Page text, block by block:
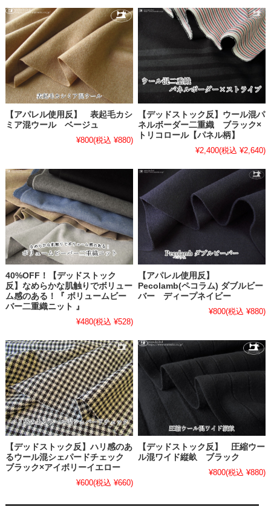
【アパレル使用反】 表起毛カシ
ミア混ウール ベージュ
¥800(税込 ¥880)
【デッドストック反】ウール混パ
ネルボーダー二重織 ブラック×
トリコロール【パネル柄】
¥2,400(税込 ¥2,640)
40%OFF！【デッドストック
反】なめらかな肌触りでボリュー
ム感のある！『 ボリュームビー
バー二重織ニット 』
¥480(税込 ¥528)
【アパレル使用反】
Pecolamb(ペコラム) ダブルビー
バー ディープネイビー
¥800(税込 ¥880)
【デッドストック反】ハリ感のあ
るウール混シェパードチェック
ブラック×アイボリーイエロー
¥600(税込 ¥660)
【デッドストック反】 圧縮ウー
ル混ワイド縦畝 ブラック
¥800(税込 ¥880)